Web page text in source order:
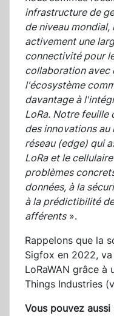
infrastructure de
de niveau
activement une
connectivité pour
collaboration avec
l'écosystème
davantage à
LoRa. Notre
des innovations au
réseau (edge) qui
LoRa et le
problèmes
données, à la
à la prédictibilité
afférents».
Rappelons que la
Sigfox en 2022,
LoRaWAN grâce
Things Industries
Vous pouvez